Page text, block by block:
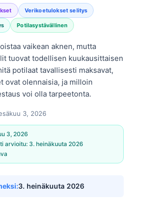
Verikoetulokset selitys
Potilasystävällinen
vaikean aknen, mutta
tuovat todellisen kuukausittaisen
potilaat tavallisesti maksavat,
ovat olennaisia, ja milloin
voi olla tarpeetonta.
3, 2026
3, 2026
arvioitu: 3. heinäkuuta 2026
3. heinäkuuta 2026